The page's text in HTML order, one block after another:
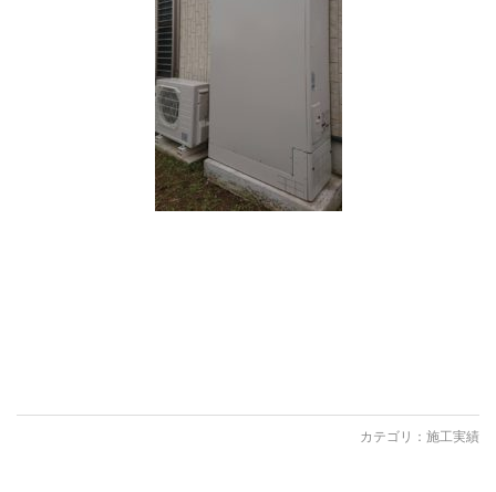
カテゴリ： 施工実績